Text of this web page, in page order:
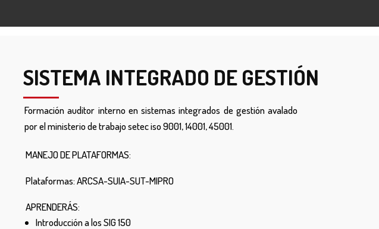
SISTEMA INTEGRADO DE GESTIÓN
Formación auditor interno en sistemas integrados de gestión avalado
por el ministerio de trabajo setec iso 9001, 14001, 45001.
MANEJO DE PLATAFORMAS:
Plataformas: ARCSA-SUIA-SUT-MIPRO
APRENDERÁS:
Introducción a los SIG 150